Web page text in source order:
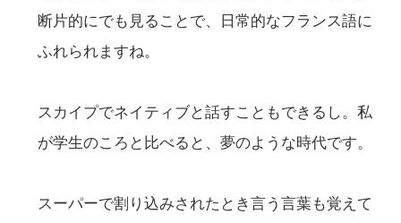
断片的にでも見ることで、日常的なフランス語に
ふれられますね。
スカイプでネイティブと話すこともできるし。私
が学生のころと比べると、夢のような時代です。
スーパーで割り込みされたとき言う言葉も覚えて